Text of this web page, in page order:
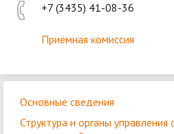
+7 (3435) 41-08-36
Приёмная комиссия
Основные сведения
Структура и органы управления